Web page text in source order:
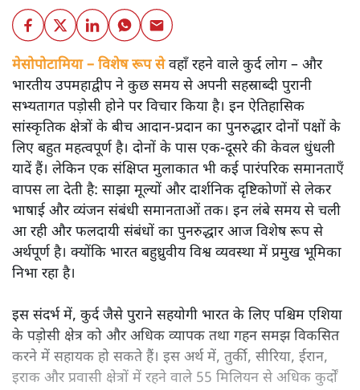
मेसोपोटामिया – विशेष रूप सेवहाँ रहने वाले कुर्द लोग – और
भारतीय उपमहाद्वीप ने कुछ समय से अपनी सहस्राब्दी पुरानी
सभ्यतागत पड़ोसी होने पर विचार किया है। इन ऐतिहासिक
सांस्कृतिक क्षेत्रों के बीच आदान-प्रदान का पुनरुद्धार दोनों पक्षों के
लिए बहुत महत्वपूर्ण है। दोनों के पास एक-दूसरे की केवल धुंधली
यादें हैं। लेकिन एक संक्षिप्त मुलाकात भी कई पारंपरिक समानताएँ
वापस ला देती है: साझा मूल्यों और दार्शनिक दृष्टिकोणों से लेकर
भाषाई और व्यंजन संबंधी समानताओं तक। इन लंबे समय से चली
आ रही और फलदायी संबंधों का पुनरुद्धार आज विशेष रूप से
अर्थपूर्ण है। क्योंकि भारत बहुध्रुवीय विश्व व्यवस्था में प्रमुख भूमिका
निभा रहा है।
इस संदर्भ में, कुर्द जैसे पुराने सहयोगी भारत के लिए पश्चिम एशिया
के पड़ोसी क्षेत्र को और अधिक व्यापक तथा गहन समझ विकसित
करने में सहायक हो सकते हैं। इस अर्थ में, तुर्की, सीरिया, ईरान,
इराक और प्रवासी क्षेत्रों में रहने वाले 55 मिलियन से अधिक कुर्दों